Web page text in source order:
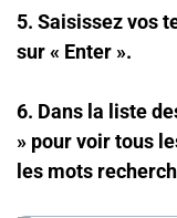
5. Saisissez vos
sur « Enter ».
6. Dans la liste
» pour voir tous
les mots